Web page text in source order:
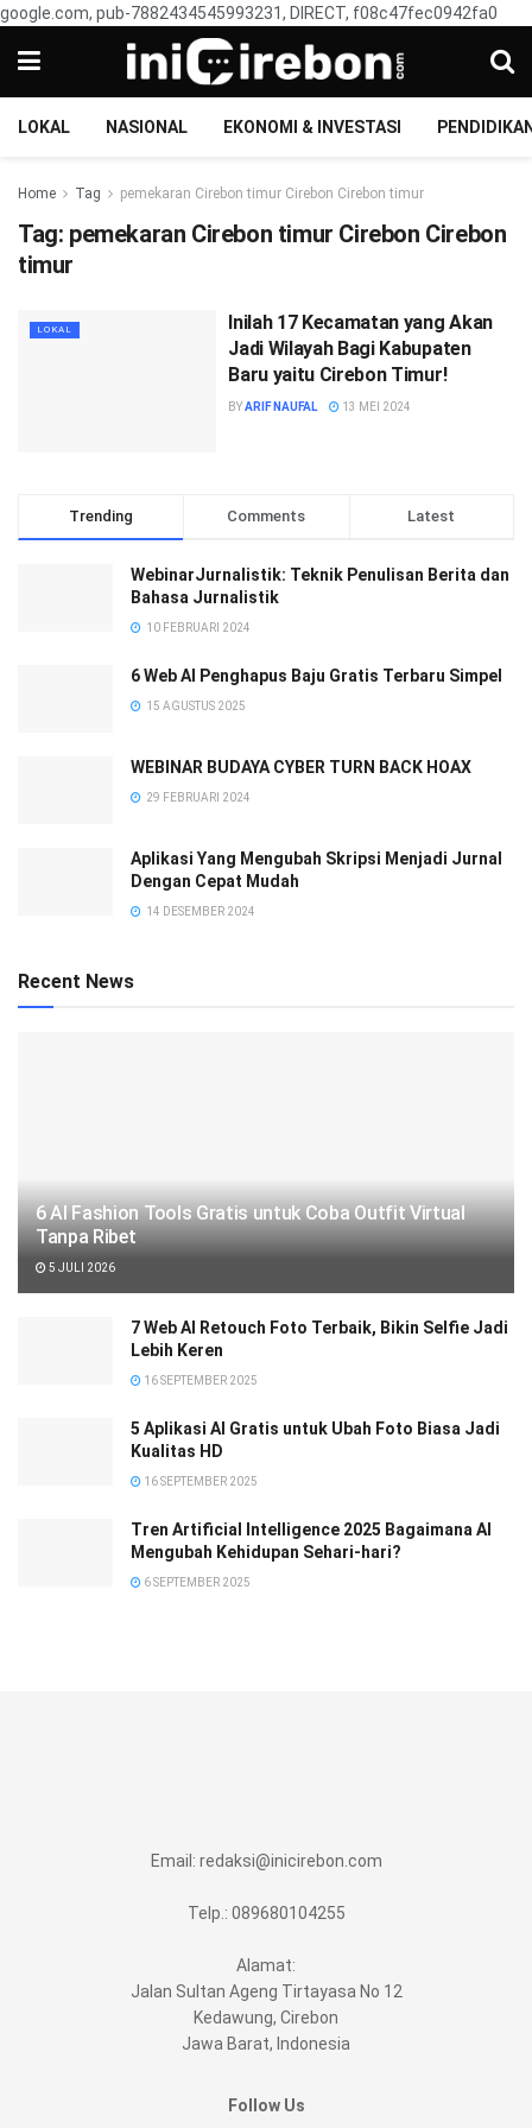
google.com, pub-7882434545993231, DIRECT, f08c47fec0942fa0
LOKAL NASIONAL EKONOMI & INVESTASI
Home Tag pemekaran Cirebon timur Cirebon Cirebon timur
Tag: pemekaran Cirebon timur Cirebon Cirebon
timur
LOKAL
Inilah 17 Kecamatan yang Akan
Jadi Wilayah Bagi Kabupaten
Baru yaitu Cirebon Timur!
BYARIF NAUFAL 13 MEI 2024
Trending Comments Latest
WebinarJurnalistik: Teknik Penulisan Berita dan
Bahasa Jurnalistik
10 FEBRUARI 2024
6 Web AI Penghapus Baju Gratis Terbaru Simpel
15 AGUSTUS 2025
WEBINAR BUDAYA CYBER TURN BACK HOAX
29 FEBRUARI 2024
Aplikasi Yang Mengubah Skripsi Menjadi Jurnal
Dengan Cepat Mudah
14 DESEMBER 2024
Recent News
6 AI Fashion Tools Gratis untuk Coba Outfit Virtual
Tanpa Ribet
5 JULI 2026
7 Web AI Retouch Foto Terbaik, Bikin Selfie Jadi
Lebih Keren
16 SEPTEMBER 2025
5 Aplikasi AI Gratis untuk Ubah Foto Biasa Jadi
Kualitas HD
16 SEPTEMBER 2025
Tren Artificial Intelligence 2025 Bagaimana AI
Mengubah Kehidupan Sehari-hari?
6 SEPTEMBER 2025
Email: redaksi@inicirebon.com
Telp.: 089680104255
Alamat:
Jalan Sultan Ageng Tirtayasa No 12
Kedawung, Cirebon
Jawa Barat, Indonesia
Follow Us